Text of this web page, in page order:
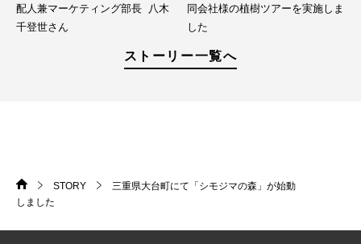
配人兼マーケティング部長 八木
千登世さん
同会社様の植樹ツアーを実施しま
した
ストーリー一覧へ
HOME>
STORY
三重県大台町にて「シモジマの森」が始動
しました